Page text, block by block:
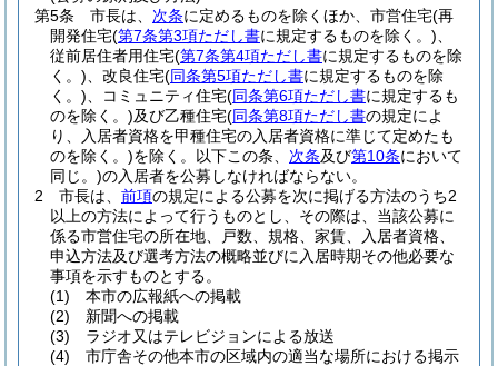
第5条
市長は、 次条に定めるものを除くほか、市営住宅(再
開発住宅(第7条第3項ただし書に規定するものを除く。)
従前居住者用住宅(第7条第4項ただし書に規定するものを除
く。) 、改良住宅(同条第5項ただし書に規定するものを除
く。) 、コミュニティ住宅(同条第6項ただし書に規定するも
のを除く。)及び乙種住宅(同条第8項ただし書の規定によ
り、入居者資格を甲種住宅の入居者資格に準じて定めたも
のを除く。)を除く。以下この条、 次条及び第10条において
同じ。)の入居者を公募しなければならない。
2
市長は、 前項の規定による公募を次に掲げる方法のうち2
以上の方法によって行うものとし、その際は、当該公募に
係る市営住宅の所在地、戸数、規格、家賃、入居者資格、
申込方法及び選考方法の概略並びに入居時期その他必要な
事項を示すものとする。
(1)
本市の広報紙への掲載
(2)
新聞への掲載
(3)
ラジオ又はテレビジョンによる放送
(4)
市庁舎その他本市の区域内の適当な場所における掲示